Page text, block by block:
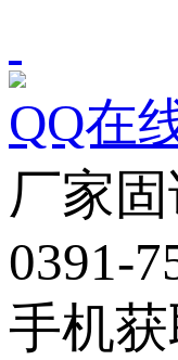
QQ在
厂家
0391-
手机